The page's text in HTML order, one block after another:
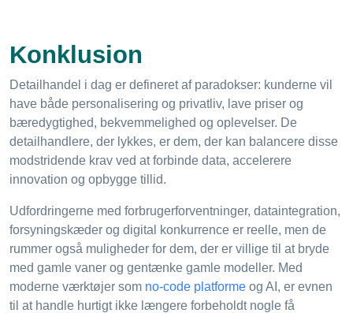
Konklusion
Detailhandel i dag er defineret af paradokser: kunderne vil
have både personalisering og privatliv, lave priser og
bæredygtighed, bekvemmelighed og oplevelser. De
detailhandlere, der lykkes, er dem, der kan balancere disse
modstridende krav ved at forbinde data, accelerere
innovation og opbygge tillid.
Udfordringerne med forbrugerforventninger, dataintegration,
forsyningskæder og digital konkurrence er reelle, men de
rummer også muligheder for dem, der er villige til at bryde
med gamle vaner og gentænke gamle modeller. Med
moderne værktøjer som no-code platforme og AI, er evnen
til at handle hurtigt ikke længere forbeholdt nogle få